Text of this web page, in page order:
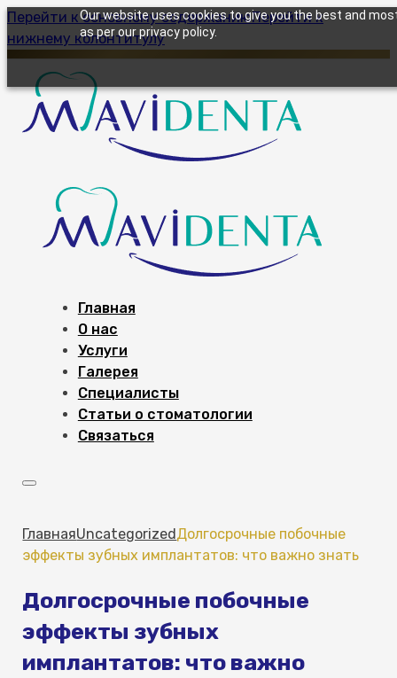
Our website uses cookies to give you the best and
as per our privacy policy.
Перейти к основному содержаниюПерейти к
нижнему колонтитулу
Главная
О нас
Услуги
Галерея
Специалисты
Статьи о стоматологии
Связаться
ГлавнаяUncategorizedДолгосрочные побочные
эффекты зубных имплантатов: что важно знать
Долгосрочные побочные
эффекты зубных
имплантатов: что важно